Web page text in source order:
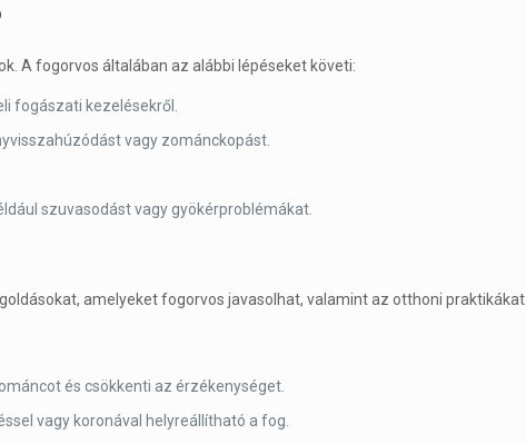
A fogorvos általában az alábbi lépéseket követi:
fogászati kezelésekről.
vagy zománckopást.
szuvasodást vagy gyökérproblémákat.
amelyeket fogorvos javasolhat, valamint az otthoni praktikákat.
és csökkenti az érzékenységet.
vagy koronával helyreállítható a fog.